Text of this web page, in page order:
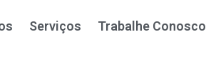
Serviços Trabalhe Conosco